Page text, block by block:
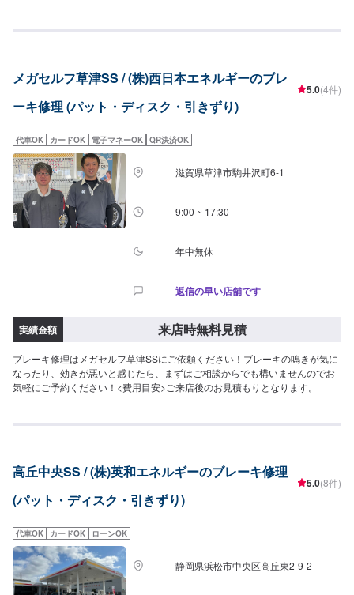
メガセルフ草津SS / (株)西日本エネルギーのブレ
ーキ修理 (パット・ディスク・引きずり)
5.0(4件)
代車OK カードOK 電子マネーOK QR決済OK
滋賀県草津市駒井沢町6-1
9:00 ~ 17:30
年中無休
返信の早い店舗です
実績金額 来店時無料見積
ブレーキ修理はメガセルフ草津SSにご依頼ください！ブレーキの鳴きが気に
なったり、効きが悪いと感じたら、まずはご相談からでも構いませんのでお
気軽にご予約ください！<費用目安>ご来店後のお見積もりとなります。
高丘中央SS / (株)英和エネルギーのブレーキ修理
(パット・ディスク・引きずり)
5.0(8件)
代車OK カードOK ローンOK
静岡県浜松市中央区高丘東2-9-2